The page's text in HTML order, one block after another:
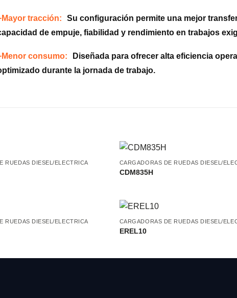
tracción:
Su configuración permite una mejor
de empuje, fiabilidad y rendimiento en trabajos
consumo:
Diseñada para ofrecer alta eficiencia
durante la jornada de trabajo.
RUEDAS DIESEL/ELECTRICA CARGADORAS DE RUEDAS DIESEL/
CDM835H
RUEDAS DIESEL/ELECTRICA CARGADORAS DE RUEDAS DIESEL/
EREL10